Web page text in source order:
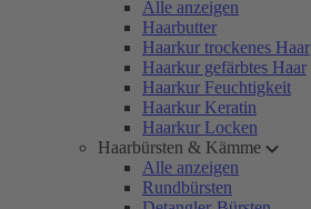
Alle anzeigen
Haarbutter
Haarkur trockenes Haar
Haarkur gefärbtes Haar
Haarkur Feuchtigkeit
Haarkur Keratin
Haarkur Locken
Haarbürsten & Kämme
Alle anzeigen
Rundbürsten